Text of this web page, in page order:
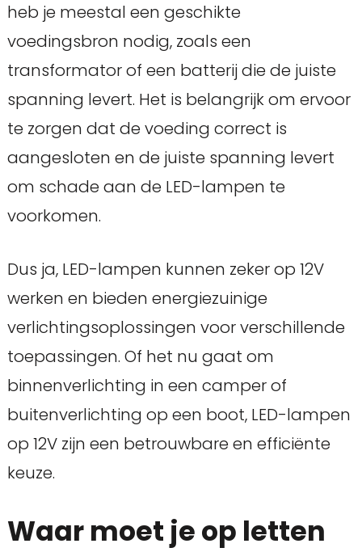
heb je meestal een geschikte
voedingsbron nodig, zoals een
transformator of een batterij die de juiste
spanning levert. Het is belangrijk om ervoor
te zorgen dat de voeding correct is
aangesloten en de juiste spanning levert
om schade aan de LED-lampen te
voorkomen.
Dus ja, LED-lampen kunnen zeker op 12V
werken en bieden energiezuinige
verlichtingsoplossingen voor verschillende
toepassingen. Of het nu gaat om
binnenverlichting in een camper of
buitenverlichting op een boot, LED-lampen
op 12V zijn een betrouwbare en efficiënte
keuze.
Waar moet je op letten